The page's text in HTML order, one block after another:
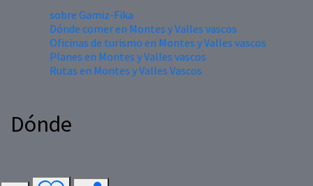
sobre Gamiz-Fika
Dónde comer en Montes y Valles vascos
Oficinas de turismo en Montes y Valles vascos
Planes en Montes y Valles vascos
Rutas en Montes y Valles Vascos
Dónde